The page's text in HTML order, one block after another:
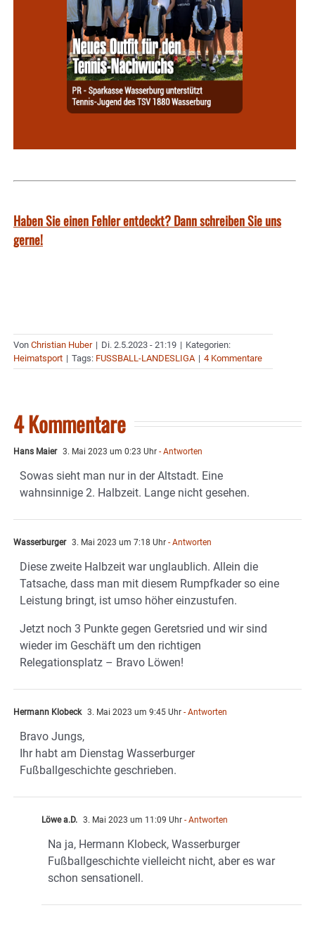
Haben Sie einen Fehler entdeckt? Dann schreiben Sie uns
gerne!
Von Christian Huber | Di. 2.5.2023 - 21:19 | Kategorien:
Heimatsport | Tags: FUSSBALL-LANDESLIGA | 4 Kommentare
4 Kommentare
Hans Maier 3. Mai 2023 um 0:23 Uhr - Antworten
Sowas sieht man nur in der Altstadt. Eine
wahnsinnige 2. Halbzeit. Lange nicht gesehen.
Wasserburger 3. Mai 2023 um 7:18 Uhr - Antworten
Diese zweite Halbzeit war unglaublich. Allein die
Tatsache, dass man mit diesem Rumpfkader so eine
Leistung bringt, ist umso höher einzustufen.
Jetzt noch 3 Punkte gegen Geretsried und wir sind
wieder im Geschäft um den richtigen
Relegationsplatz – Bravo Löwen!
Hermann Klobeck 3. Mai 2023 um 9:45 Uhr - Antworten
Bravo Jungs,
Ihr habt am Dienstag Wasserburger
Fußballgeschichte geschrieben.
Löwe a.D. 3. Mai 2023 um 11:09 Uhr - Antworten
Na ja, Hermann Klobeck, Wasserburger
Fußballgeschichte vielleicht nicht, aber es war
schon sensationell.